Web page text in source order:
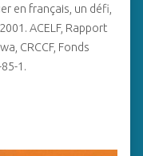
en français, un défi,
ACELF, Rapport
CRCCF, Fonds
1.